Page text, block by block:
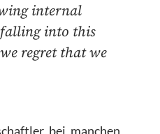
internal
falling into this
regret that we
bei manchen